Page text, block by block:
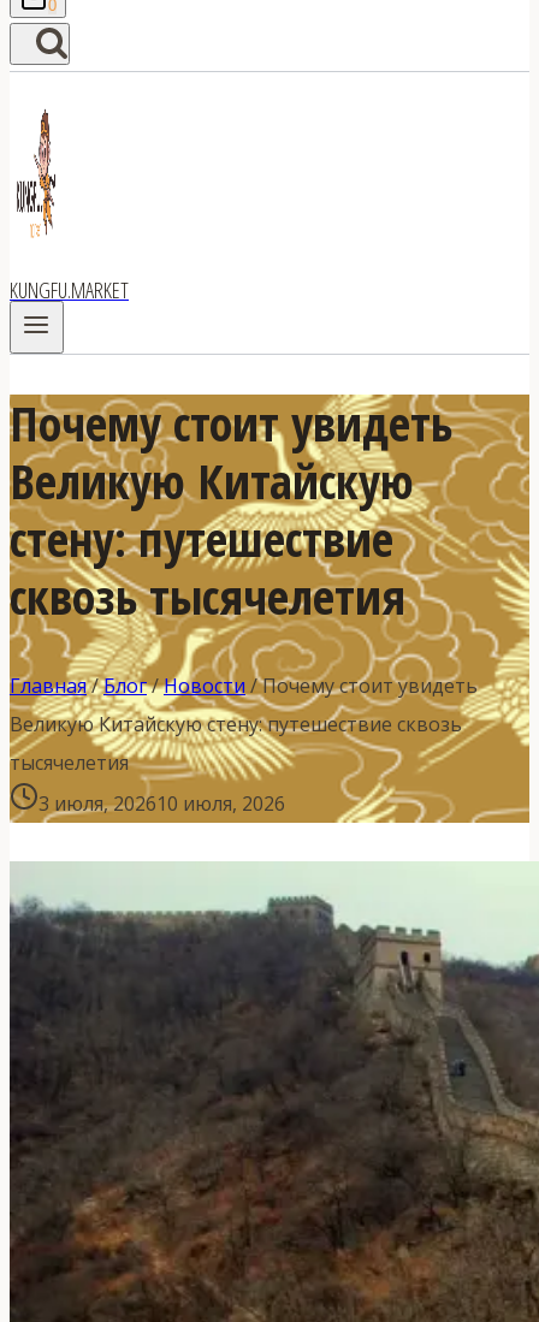
0
KUNGFU.MARKET
Почему стоит увидеть
Великую Китайскую
стену: путешествие
сквозь тысячелетия
Главная/Блог/Новости /Почему стоит увидеть
Великую Китайскую стену: путешествие сквозь
тысячелетия
3 июля, 202610 июля, 2026